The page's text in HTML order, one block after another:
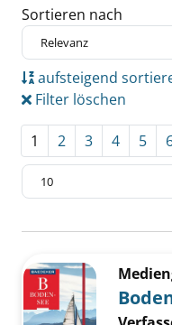
Sortieren nach
aufsteigend
Filter löschen
1 2 3 4 5
Zu den Suchfiltern